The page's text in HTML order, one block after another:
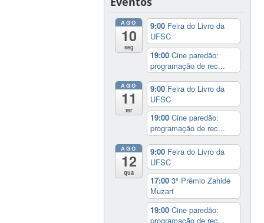
AGO
10
seg
9:00 Feira do Livro da
UFSC
19:00Cine paredão:
programação de rec...
AGO
11
ter
9:00 Feira do Livro da
UFSC
19:00Cine paredão:
programação de rec...
AGO
12
qua
9:00 Feira do Livro da
UFSC
17:003º Prêmio Zahidé
Muzart
19:00Cine paredão:
programação de rec...